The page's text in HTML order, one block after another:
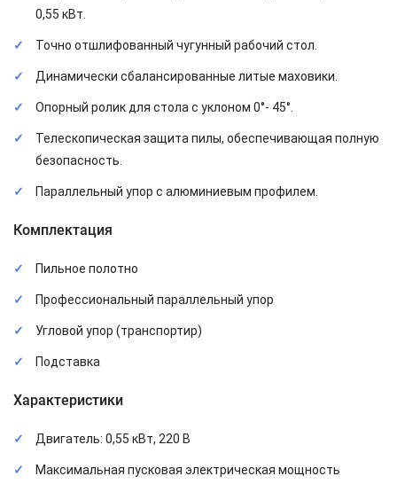
0,55 кВт.
Точно отшлифованный чугунный рабочий стол.
Динамически сбалансированные литые маховики.
Опорный ролик для стола с уклоном 0°- 45°.
Телескопическая защита пилы, обеспечивающая полную
безопасность.
Параллельный упор с алюминиевым профилем.
Комплектация
Пильное полотно
Профессиональный параллельный упор
Угловой упор (транспортир)
Подставка
Характеристики
Двигатель: 0,55 кВт, 220 В
Максимальная пусковая электрическая мощность